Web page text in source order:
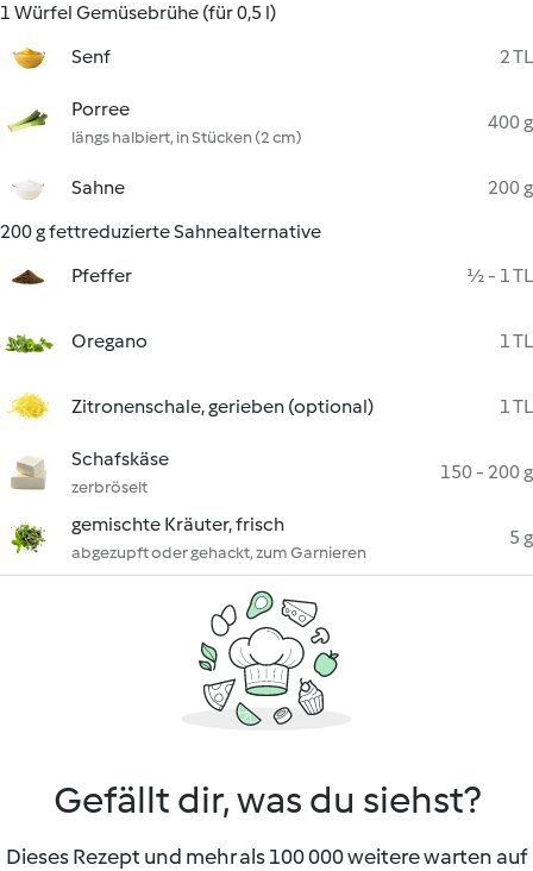
1 Würfel Gemüsebrühe (für 0,5 l)
Senf
2 TL
Porree
längs halbiert, in Stücken (2 cm)
400 g
Sahne
200 g
200 g fettreduzierte Sahnealternative
Pfeffer
½ - 1 TL
Oregano 1 TL
Zitronenschale, gerieben (optional) 1 TL
Schafskäse
zerbröselt
150 - 200 g
gemischte Kräuter, frisch
abgezupft oder gehackt, zum Garnieren
5 g
Gefällt dir, was du siehst?
Dieses Rezept und mehr als 100 000 weitere warten auf